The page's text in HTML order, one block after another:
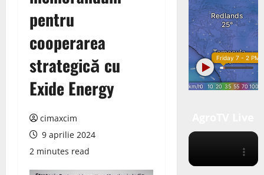
pentru
cooperarea
strategică cu
Exide Energy
cimaxcim
9 aprilie 2024
2 minutes read